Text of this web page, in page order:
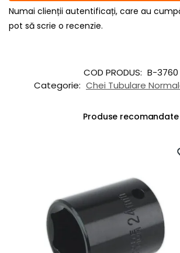
Numai clienții autentificați, care au
pot să scrie o recenzie.
COD PRODUS: B-3760
Categorie: Chei Tubulare
Produse recomandate